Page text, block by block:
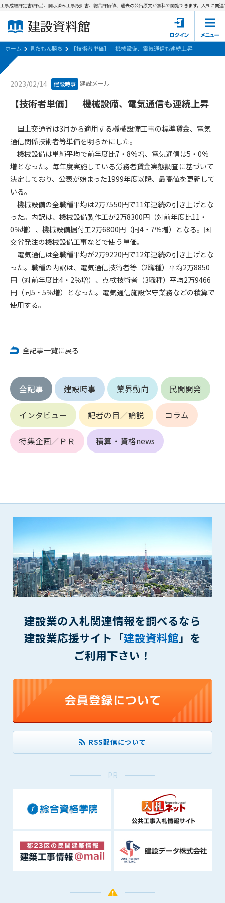
建設資料館とは
会員登録について
サポーター会員一覧
会員規約
績評定書(評点)、開示済み工事設計書、総合評価値、過去の公告原文が無料で閲覧できます。入札に関連
ホーム 見たもん勝ち 【技術者単価】 機械設備、電気通信も連続上昇
2023/02/14 建設時事 建設メール
【技術者単価】 機械設備、電気通信も連続上昇
国土交通省は3月から適用する機械設備工事の標準賃金、電気
通信関係技術者等単価を明らかにした。
機械設備は単純平均で前年度比7・8％増、電気通信は5・0％
増となった。毎年度実施している労務者賃金実態調査に基づいて
決定しており、公表が始まった1999年度以降、最高値を更新して
いる。
機械設備の全職種平均は2万7550円で11年連続の引き上げとな
った。内訳は、機械設備製作工が2万8300円（対前年度比11・
0％増）、機械設備据付工2万6800円（同4・7％増）となる。国
交省発注の機械設備工事などで使う単価。
電気通信は全職種平均が2万9220円で12年連続の引き上げとな
った。職種の内訳は、電気通信技術者等（2職種）平均2万8850
円（対前年度比4・2％増）、点検技術者（3職種）平均2万9466
円（同5・5％増）となった。電気通信施設保守業務などの積算で
使用する。
全記事一覧に戻る
全記事 建設時事 業界動向 民間開発
インタビュー 記者の目／論説 コラム
特集企画／ＰＲ 積算・資格news
建設業の入札関連情報を調べるなら
建設業応援サイト「建設資料館」を
ご利用下さい！
RSS配信について
PR
パスワードの再発行
1. 本規約は、建設資料館が提供するサポーター会あ本員、無料
会員サービスの利用条件等について定めるものです。
2. 管理者が建設資料館WEB上で随時掲載するルールは本規約の
一部を構成するものとします。
第2条（規約の変更）
本規約は、会員の了承を得ることなく、随時変更されることが
あります。変更内容は、建設資料館WEB上に表示した時点で直
ちに全ての会員が了承したものとみなします。
第4条（会員審査および資格の取り消し）
会員とは、本規約を承諾の上、所定の会員申込手続きを完了
後、管理者がこれを承認した者をいいます。
第4条（会員の定義と登録）
1. 管理者は前条により審査の結果、会員申込みをした者が以下
(2) 本規約に違反した場合/li>
理を行わなかった場合
(5) その他管理者が会員とすることを不適当と判断した場合
2. 管理者は承認後であっても承認した会員が前項の何れかに該
当することが判明した場合、会員資格を取り消すことがあり
ます。
第5条（IDおよびパスワードの管理）
3. 会員は、IDおよびパスワードの管理不十分、使用上の過誤、
第三者（他の会員を含む）の使用等による損害について責任
を負うものとし、管理者は一切責任を負いません。
第6条（会員の禁止事項）
1. 会員は建設資料館WEB上で以下の行為をしないものとしま
す。
る行為
(2) 第三者または管理者の財産、プライバシー等を侵害する行
為
(3) 第三者または管理者を誹謗中傷する行為
(4) 有害なコンピュータプログラム等を送信又は書き込む行為
(6) 管理者が承認していない営利を目的とした行為
(7) 公序良俗に反する行為
(8) 犯罪的行為に結びつく行為
(10) 建設資料館から知り得た情報及びダウンロードした情報
を、営利を目的として第三者に転売し、または転売のため
に第三者に提供すること
第7条（登録内容の削除）
恐れのあるものは、会員の承諾なく削除できるものとします。
(1) 登録されている情報が、第6条の定める禁止事項に該当する
(2) 建設資料館の運営および保守管理上、必要と判断した場合
(3) 広告掲載料金の支払が遅延した場合
(4) その他、管理者が不適当と判断した場合
管理者は、会員の承諾なく、本サービス内容の変更(新規追加、